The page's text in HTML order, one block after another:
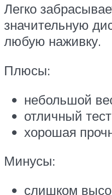
Легко
значительную
любую наживку.
Плюсы:
небольшой
отличный
хорошая
Минусы:
слишком